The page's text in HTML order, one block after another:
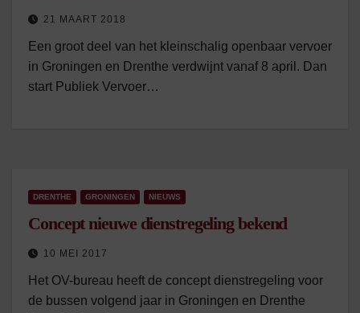
21 MAART 2018
Een groot deel van het kleinschalig openbaar vervoer
in Groningen en Drenthe verdwijnt vanaf 8 april. Dan
start Publiek Vervoer…
DRENTHE GRONINGEN NIEUWS
Concept nieuwe dienstregeling bekend
10 MEI 2017
Het OV-bureau heeft de concept dienstregeling voor
de bussen volgend jaar in Groningen en Drenthe